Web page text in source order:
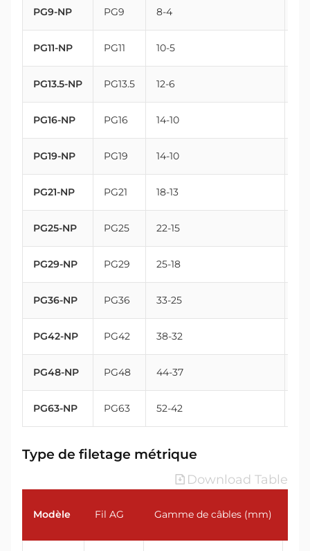
PG9-NP PG9 8-4
PG11-NP PG11 10-5
PG13.5-NP PG13.5 12-6
PG16-NP PG16 14-10
PG19-NP PG19 14-10
PG21-NP PG21 18-13
PG25-NP PG25 22-15
PG29-NP PG29 25-18
PG36-NP PG36 33-25
PG42-NP PG42 38-32
PG48-NP PG48 44-37
PG63-NP PG63 52-42
Type de filetage métrique
Download Table
Modèle Fil AG Gamme de câbles (mm)